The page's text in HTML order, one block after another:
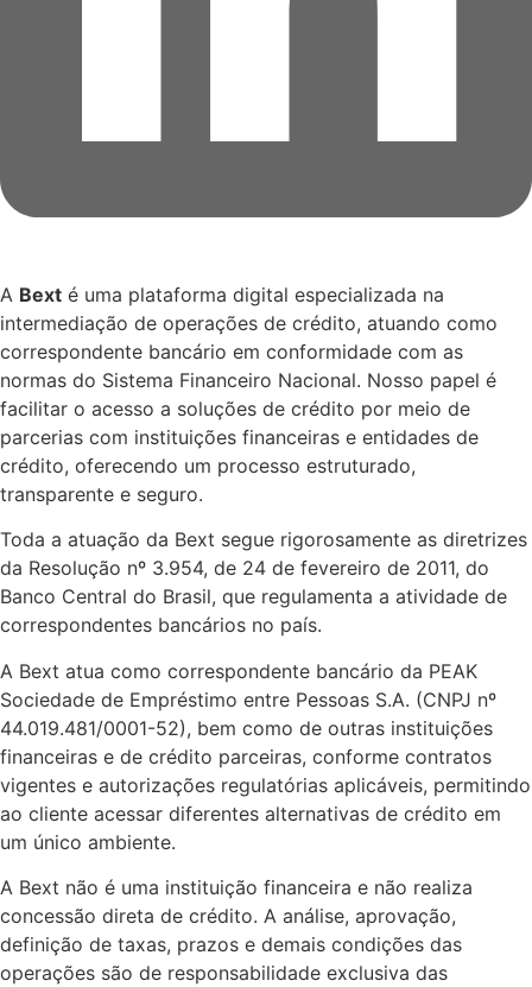
A Bext é uma plataforma digital especializada na
intermediação de operações de crédito, atuando como
correspondente bancário em conformidade com as
normas do Sistema Financeiro Nacional. Nosso papel é
facilitar o acesso a soluções de crédito por meio de
parcerias com instituições financeiras e entidades de
crédito, oferecendo um processo estruturado,
transparente e seguro.
Toda a atuação da Bext segue rigorosamente as diretrizes
da Resolução nº 3.954, de 24 de fevereiro de 2011, do
Banco Central do Brasil, que regulamenta a atividade de
correspondentes bancários no país.
A Bext atua como correspondente bancário da PEAK
Sociedade de Empréstimo entre Pessoas S.A. (CNPJ nº
44.019.481/0001-52), bem como de outras instituições
financeiras e de crédito parceiras, conforme contratos
vigentes e autorizações regulatórias aplicáveis, permitindo
ao cliente acessar diferentes alternativas de crédito em
um único ambiente.
A Bext não é uma instituição financeira e não realiza
concessão direta de crédito. A análise, aprovação,
definição de taxas, prazos e demais condições das
operações são de responsabilidade exclusiva das